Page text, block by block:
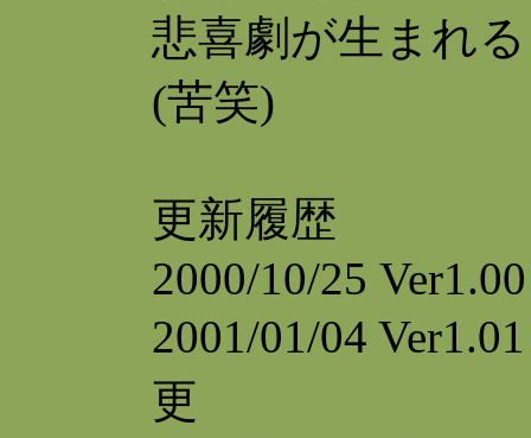
悲喜劇が生まれ
(苦笑)
更新履歴
2000/10/25 Ver1.00
2001/01/04
更